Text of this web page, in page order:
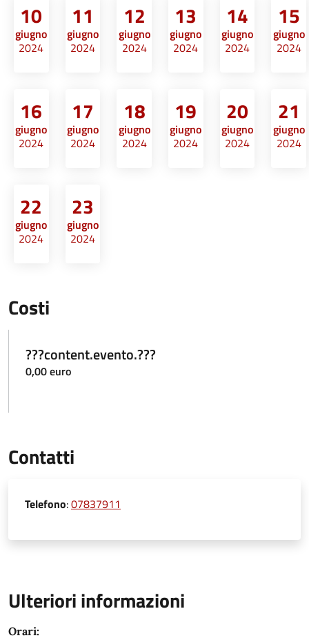
10
giugno
2024
11
giugno
2024
12
giugno
2024
13
giugno
2024
14
giugno
2024
15
giugno
2024
16
giugno
2024
17
giugno
2024
18
giugno
2024
19
giugno
2024
20
giugno
2024
21
giugno
2024
22
giugno
2024
23
giugno
2024
Costi
???content.evento.???
0,00 euro
Contatti
Telefono:07837911
Ulteriori informazioni
Orari: